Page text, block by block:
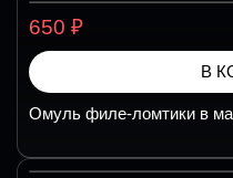
650 ₽
В
Омуль филе-ломтики в